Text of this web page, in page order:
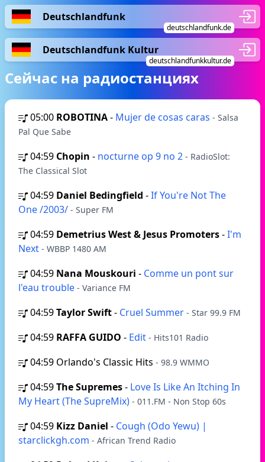
Deutschlandfunk
deutschlandfunk.de
Deutschlandfunk Kultur
deutschlandfunkkultur.de
Сейчас на радиостанциях
05:00 ROBOTINA- Mujer de cosas caras - Salsa
Pal Que Sabe
04:59 Chopin - nocturne op 9 no 2 - RadioSlot:
The Classical Slot
04:59 Daniel Bedingfield -If You're Not The
One /2003/ - Super FM
04:59 Demetrius West & Jesus Promoters-I'm
Next - WBBP 1480 AM
04:59 Nana Mouskouri - Comme un pont sur
l'eau trouble - Variance FM
04:59Taylor Swift- Cruel Summer - Star 99.9 FM
04:59 RAFFA GUIDO - Edit - Hits101 Radio
04:59 Orlando's Classic Hits - 98.9 WMMO
04:59The Supremes- Love Is Like An Itching In
My Heart (The SupreMix) - 011.FM - Non Stop 60s
04:59 Kizz Daniel - Cough (Odo Yewu) |
starclickgh.com - African Trend Radio